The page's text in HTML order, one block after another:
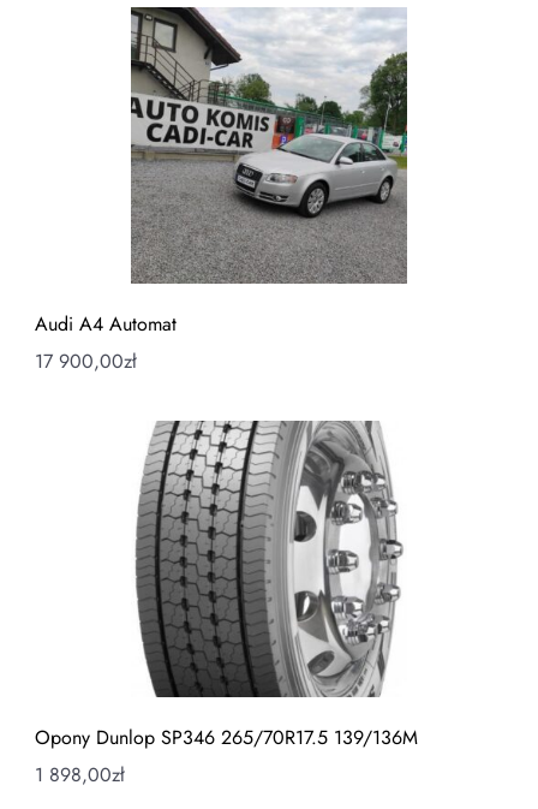
Audi A4 Automat
17 900,00zł
Opony Dunlop SP346 265/70R17.5 139/136M
1 898,00zł